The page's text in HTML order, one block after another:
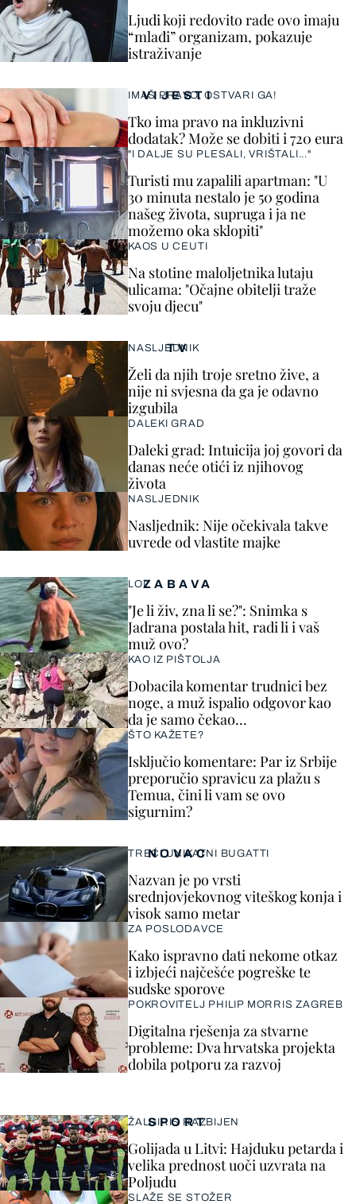
VIJESTI
IMAŠ PRAVO, OSTVARI GA!
Tko ima pravo na inkluzivni
dodatak? Može se dobiti i 720 eura
"I DALJE SU PLESALI, VRIŠTALI..."
Turisti mu zapalili apartman: "U
30 minuta nestalo je 50 godina
našeg života, supruga i ja ne
možemo oka sklopiti"
KAOS U CEUTI
Na stotine maloljetnika lutaju
ulicama: "Očajne obitelji traže
svoju djecu"
Ljudi koji redovito rade ovo imaju
“mlađi” organizam, pokazuje
istraživanje
ZABAVA
LOL
"Je li živ, zna li se?": Snimka s
Jadrana postala hit, radi li i vaš
muž ovo?
KAO IZ PIŠTOLJA
Dobacila komentar trudnici bez
noge, a muž ispalio odgovor kao
da je samo čekao…
ŠTO KAŽETE?
Isključio komentare: Par iz Srbije
preporučio spravicu za plažu s
Temua, čini li vam se ovo
sigurnim?
SPORT
ŽALGIRIS RAZBIJEN
Golijada u Litvi: Hajduku petarda i
velika prednost uoči uzvrata na
Poljudu
SLAŽE SE STOŽER
TV
NASLJEDNIK
Želi da njih troje sretno žive, a
nije ni svjesna da ga je odavno
izgubila
DALEKI GRAD
Daleki grad: Intuicija joj govori da
danas neće otići iz njihovog
života
NASLJEDNIK
Nasljednik: Nije očekivala takve
uvrede od vlastite majke
NOVAC
TREĆI UNIKATNI BUGATTI
Nazvan je po vrsti
srednjovjekovnog viteškog konja i
visok samo metar
ZA POSLODAVCE
Kako ispravno dati nekome otkaz
i izbjeći najčešće pogreške te
sudske sporove
POKROVITELJ PHILIP MORRIS ZAGREB
Digitalna rješenja za stvarne
probleme: Dva hrvatska projekta
dobila potporu za razvoj